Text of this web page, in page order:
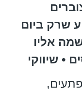
שרק ביום
אליו
• שיווקי